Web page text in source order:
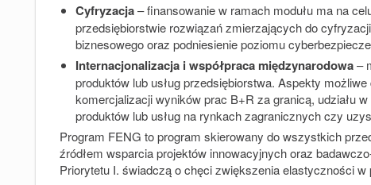
Cyfryzacja– finansowanie w ramach modułu ma na
przedsiębiorstwie rozwiązań zmierzających do
biznesowego oraz podniesienie poziomu
Internacjonalizacja i współpraca międzynarodowa–
produktów lub usług przedsiębiorstwa. Aspekty
komercjalizacji wyników prac B+R za granicą, udziału
produktów lub usług na rynkach zagranicznych czy
Program FENG to program skierowany do wszystkich
źródłem wsparcia projektów innowacyjnych oraz
Priorytetu I. świadczą o chęci zwiększenia elastyczności